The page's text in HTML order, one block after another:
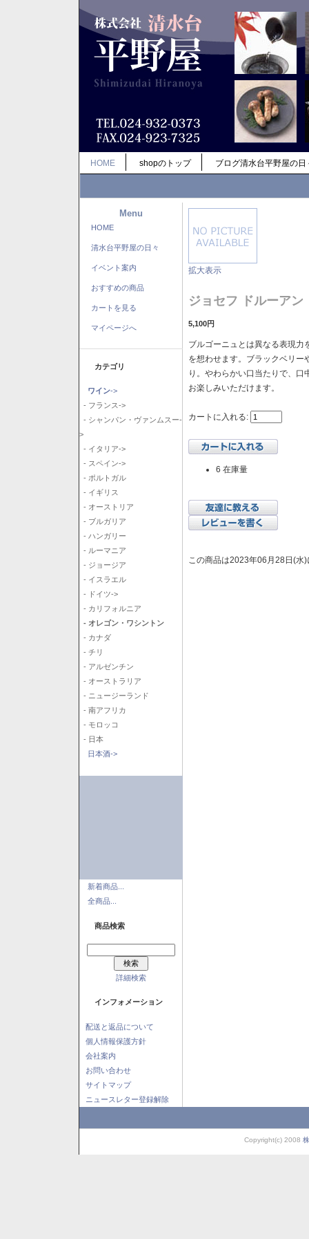
HOME shopのトップ ブログ清水台平野屋の日
Menu
HOME
清水台平野屋の日々
イベント案内
おすすめの商品
カートを見る
マイページへ
カテゴリ
ワイン->
- フランス->
- シャンパン・ヴァンムスー-
>
- イタリア->
- スペイン->
- ポルトガル
- イギリス
- オーストリア
- ブルガリア
- ハンガリー
- ルーマニア
- ジョージア
- イスラエル
- ドイツ->
- カリフォルニア
- オレゴン・ワシントン
- カナダ
- チリ
- アルゼンチン
- オーストラリア
- ニュージーランド
- 南アフリカ
- モロッコ
- 日本
日本酒->
新着商品...
全商品...
商品検索
詳細検索
インフォメーション
配送と返品について
個人情報保護方針
会社案内
お問い合わせ
サイトマップ
ニュースレター登録解除
拡大表示
ジョセフ ドルーア
5,100円
ブルゴーニュとは異なる表現力
を想わせます。ブラックベリー
り。やわらかい口当たりで、
お楽しみいただけます。
カートに入れる:
6 在庫量
この商品は2023年06月28日(水
Copyright(c) 2008